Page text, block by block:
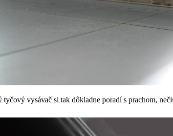
vysávač si tak dôkladne poradí s prachom,